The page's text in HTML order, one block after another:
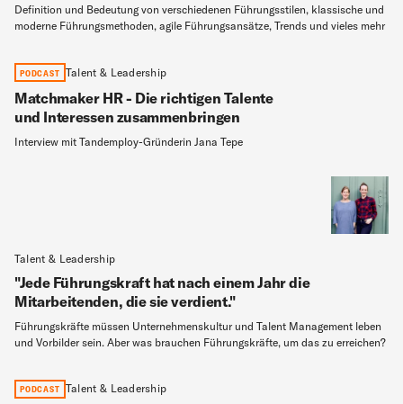
Talent & Leadership
"Jede Führungskraft hat nach einem Jahr die
Mitarbeitenden, die sie verdient."
Führungskräfte müssen Unternehmenskultur und Talent Management leben
und Vorbilder sein. Aber was brauchen Führungskräfte, um das zu erreichen?
PODCAST Talent & Leadership
PODCAST Talent & Leadership
Matchmaker HR - Die richtigen Talente
und Interessen zusammenbringen
Interview mit Tandemploy-Gründerin Jana Tepe
Definition und Bedeutung von verschiedenen Führungsstilen, klassische und
moderne Führungsmethoden, agile Führungsansätze, Trends und vieles mehr